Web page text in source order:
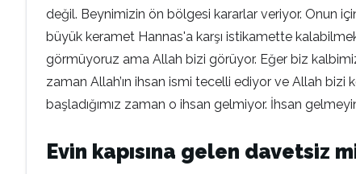
değil. Beynimizin ön bölgesi kararlar veriyor. Onun
büyük keramet Hannas'a karşı istikamette
görmüyoruz ama Allah bizi görüyor. Eğer biz kalbimizi
zaman Allah’ın ihsan ismi tecelli ediyor ve Allah
başladığımız zaman o ihsan gelmiyor. İhsan
Evin kapısına gelen davetsiz